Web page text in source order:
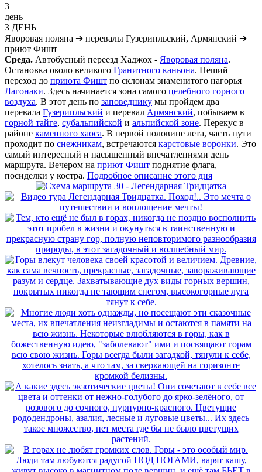
3
день
3 ДЕНЬ
Яворовая поляна ➔ перевалы Гузерипльский, Армянский ➔
приют Фишт
Среда. Автобусный переезд Хаджох - Яворовая поляна.
Остановка около великого Гранитного каньона. Пеший
переход до приюта Фишт по склонам знаменитого нагорья
Лагонаки. Здесь начинается зона самого целебного горного
воздуха. В этот день по заповеднику мы пройдем два
перевала Гузерипльский и перевал Армянский, побываем в
горной тайге, субальпийской и альпийской зоне. Перекус в
районе каменного хаоса. В первой половине лета, часть пути
проходит по снежникам, встречаются карстовые воронки. Это
самый интересный и насыщенный впечатлениями день
маршрута. Вечером на приют Фишт поднятие флага,
посиделки у костра. Подробное описание этого дня